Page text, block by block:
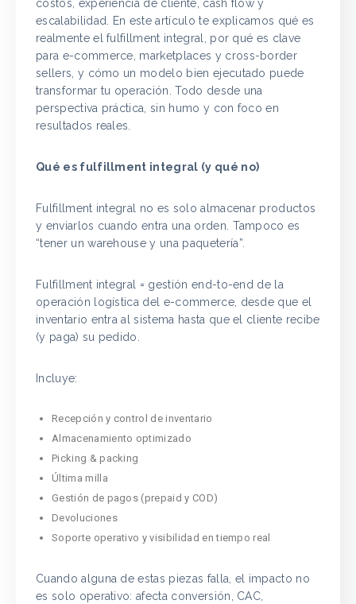
costos, experiencia de cliente, cash flow y
escalabilidad. En este artículo te explicamos qué es
realmente el fulfillment integral, por qué es clave
para e-commerce, marketplaces y cross-border
sellers, y cómo un modelo bien ejecutado puede
transformar tu operación. Todo desde una
perspectiva práctica, sin humo y con foco en
resultados reales.
Qué es fulfillment integral (y qué no)
Fulfillment integral no es solo almacenar productos
y enviarlos cuando entra una orden. Tampoco es
“tener un warehouse y una paquetería”.
Fulfillment integral = gestión end-to-end de la
operación logística del e-commerce, desde que el
inventario entra al sistema hasta que el cliente recibe
(y paga) su pedido.
Incluye:
Recepción y control de inventario
Almacenamiento optimizado
Picking & packing
Última milla
Gestión de pagos (prepaid y COD)
Devoluciones
Soporte operativo y visibilidad en tiempo real
Cuando alguna de estas piezas falla, el impacto no
es solo operativo: afecta conversión, CAC,